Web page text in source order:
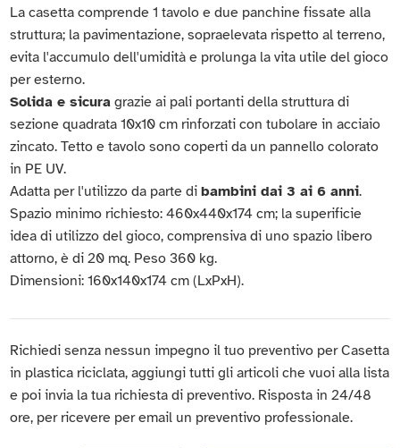
La casetta comprende 1 tavolo e due panchine fissate alla
struttura; la pavimentazione, sopraelevata rispetto al terreno,
evita l'accumulo dell'umidità e prolunga la vita utile del gioco
per esterno.
Solida e sicura grazie ai pali portanti della struttura di
sezione quadrata 10x10 cm rinforzati con tubolare in acciaio
zincato. Tetto e tavolo sono coperti da un pannello colorato
in PE UV.
Adatta per l'utilizzo da parte dibambini dai 3 ai 6 anni.
Spazio minimo richiesto: 460x440x174 cm; la superificie
idea di utilizzo del gioco, comprensiva di uno spazio libero
attorno, è di 20 mq. Peso 360 kg.
Dimensioni: 160x140x174 cm (LxPxH).
Richiedi senza nessun impegno il tuo preventivo per Casetta
in plastica riciclata, aggiungi tutti gli articoli che vuoi alla lista
e poi invia la tua richiesta di preventivo. Risposta in 24/48
ore, per ricevere per email un preventivo professionale.